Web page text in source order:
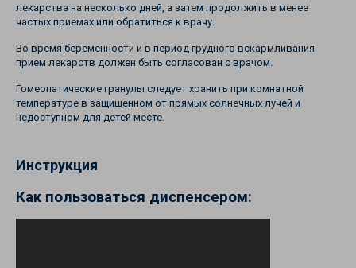
лекарства на несколько дней, а затем продолжить в менее
частых приемах или обратиться к врачу.
Во время беременности и в период грудного вскармливания
прием лекарств должен быть согласован с врачом.
Гомеопатические гранулы следует хранить при комнатной
температуре в защищенном от прямых солнечных лучей и
недоступном для детей месте.
Инструкция
Как пользоваться диспенсером: